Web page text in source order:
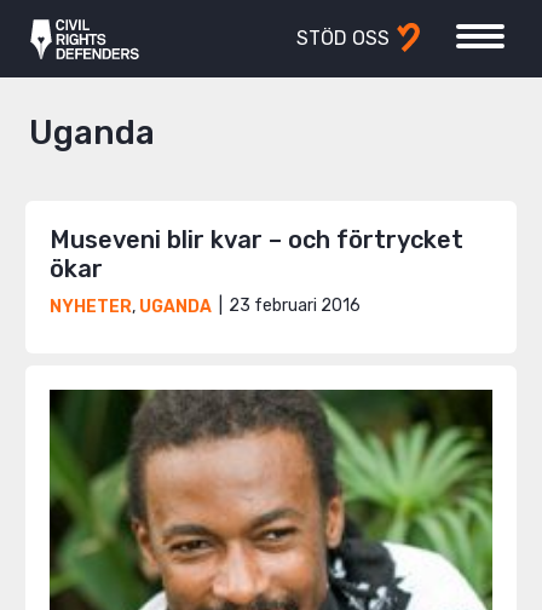
STÖD OSS
Uganda
Museveni blir kvar – och förtrycket
ökar
NYHETER, UGANDA 23 februari 2016